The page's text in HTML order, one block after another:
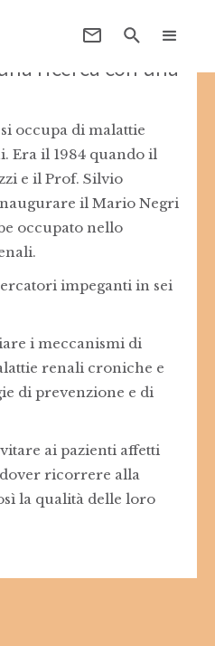
ricerca con una
occupa di malattie
Era il 1984 quando il
e il Prof. Silvio
il Mario Negri
occupato nello
impeganti in sei
i meccanismi di
renali croniche e
di prevenzione e di
ai pazienti affetti
ricorrere alla
la qualità delle loro